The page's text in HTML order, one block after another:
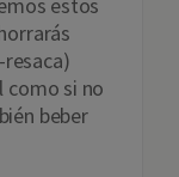
como si no
beber